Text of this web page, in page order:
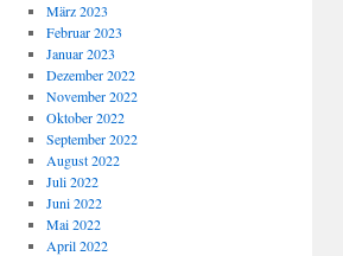
März 2023
Februar 2023
Januar 2023
Dezember 2022
November 2022
Oktober 2022
September 2022
August 2022
Juli 2022
Juni 2022
Mai 2022
April 2022